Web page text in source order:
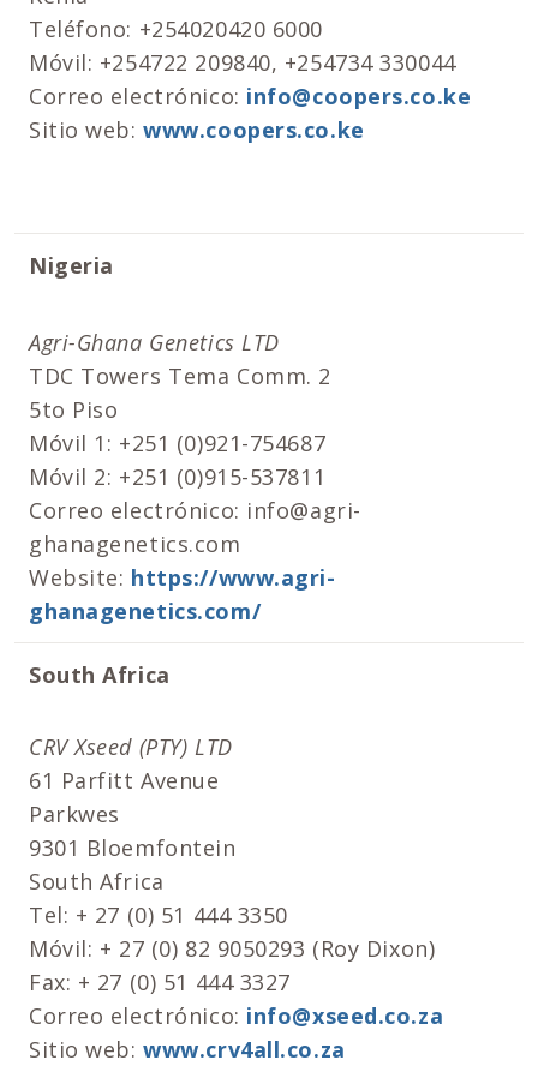
Teléfono: +254020420 6000
Móvil: +254722 209840, +254734 330044
Correo electrónico: info@coopers.co.ke
Sitio web:www.coopers.co.ke
Nigeria
Agri-Ghana Genetics LTD
TDC Towers Tema Comm. 2
5to Piso
Móvil 1: +251 (0)921-754687
Móvil 2: +251 (0)915-537811
Correo electrónico: info@agri-
ghanagenetics.com
Website: https://www.agri-
ghanagenetics.com/
South Africa
CRV Xseed (PTY) LTD
61 Parfitt Avenue
Parkwes
9301 Bloemfontein
South Africa
Tel: + 27 (0) 51 444 3350
Móvil: + 27 (0) 82 9050293 (Roy Dixon)
Fax: + 27 (0) 51 444 3327
Correo electrónico: info@xseed.co.za
Sitio web:www.crv4all.co.za